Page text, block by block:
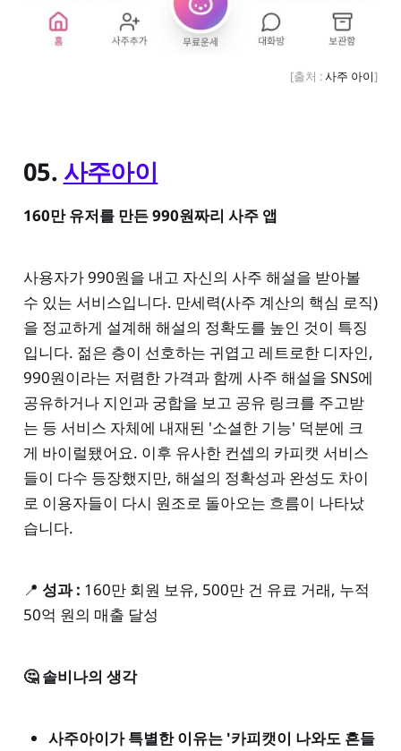
[출처 : 사주 아이]
05. 사주아이
160만 유저를 만든 990원짜리 사주 앱
사용자가 990원을 내고 자신의 사주 해설을 받아볼
수 있는 서비스입니다. 만세력(사주 계산의 핵심 로직)
을 정교하게 설계해 해설의 정확도를 높인 것이 특징
입니다. 젊은 층이 선호하는 귀엽고 레트로한 디자인,
990원이라는 저렴한 가격과 함께 사주 해설을 SNS에
공유하거나 지인과 궁합을 보고 공유 링크를 주고받
는 등 서비스 자체에 내재된 '소셜한 기능' 덕분에 크
게 바이럴됐어요. 이후 유사한 컨셉의 카피캣 서비스
들이 다수 등장했지만, 해설의 정확성과 완성도 차이
로 이용자들이 다시 원조로 돌아오는 흐름이 나타났
습니다.
📍 성과 : 160만 회원 보유, 500만 건 유료 거래, 누적
50억 원의 매출 달성
🤔 솔비나의 생각
사주아이가 특별한 이유는 '카피캣이 나와도 흔들